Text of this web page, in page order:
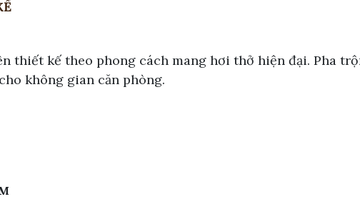
thiết kế theo phong cách mang hơi thở hiện đại. Pha
không gian căn phòng.